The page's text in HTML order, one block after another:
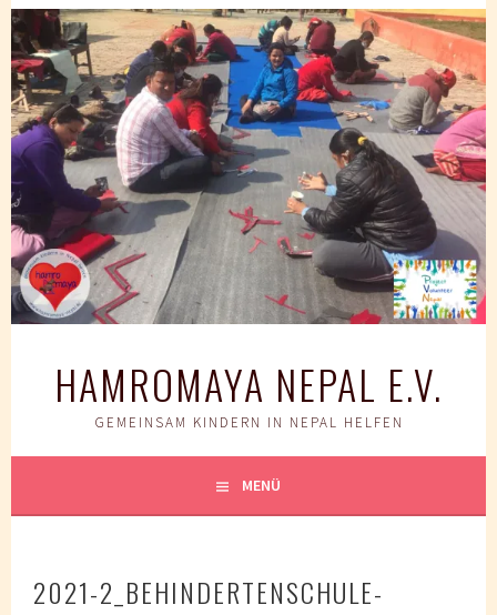
Springe
zum
Inhalt
HAMROMAYA NEPAL E.V.
GEMEINSAM KINDERN IN NEPAL HELFEN
MENÜ
2021-2_BEHINDERTENSCHULE-